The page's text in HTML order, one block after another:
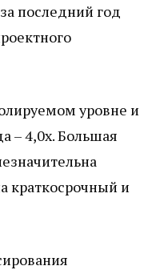
последний год
уровне и
– 4,0х. Большая
краткосрочный и